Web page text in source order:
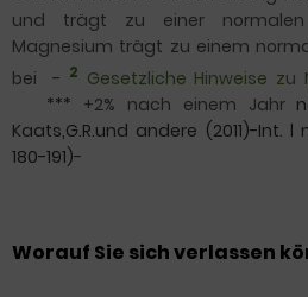
und trägt zu einer
Magnesium trägt zu einem
bei
- 2 Gesetzliche Hinweise zu
*** +2% nach einem Jahr
Kaats,G.R.und andere (2011)-Int.
180-191)-
Worauf Sie sich verlassen